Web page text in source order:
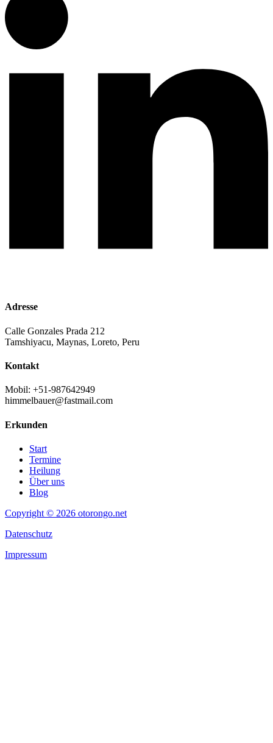
Adresse
Calle Gonzales Prada 212
Tamshiyacu, Maynas, Loreto, Peru
Kontakt
Mobil: +51-987642949
himmelbauer@fastmail.com
Erkunden
Start
Termine
Heilung
Über uns
Blog
Copyright © 2026 otorongo.net
Datenschutz
Impressum